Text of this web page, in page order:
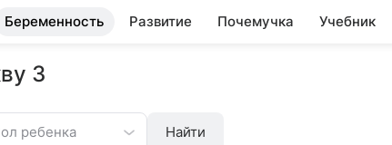
Беременность Развитие Почемучка Учебник
З
ребенка Найти